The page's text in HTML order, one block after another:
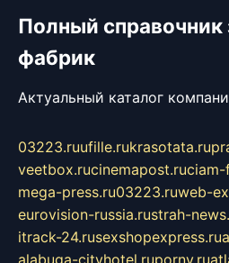
Полный справочник
фабрик
Актуальный каталог
03223.ruufille.rukrasotata.ru
veetbox.rucinemapost.ruciam-
mega-press.ru03223.ruweb-
eurovision-russia.rustrah-
itrack-24.rusexshopexpress.ru
alabuga-cityhotel.rupornv.ru